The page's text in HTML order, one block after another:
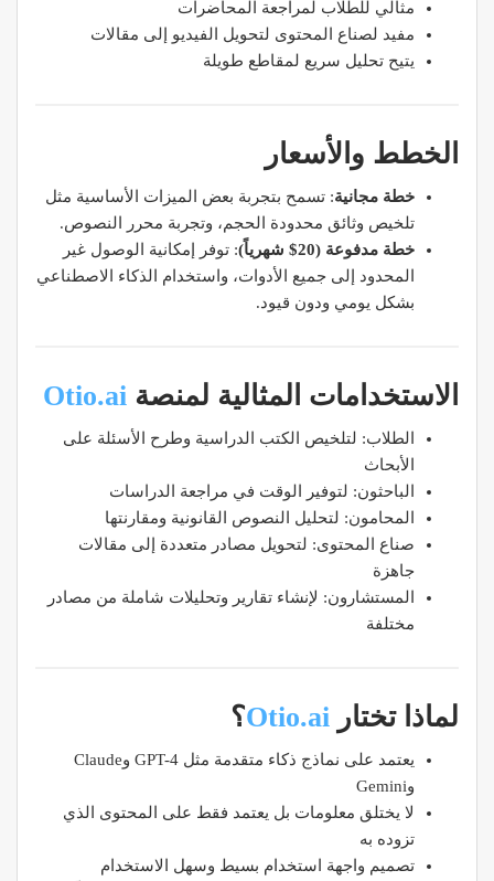
مثالي للطلاب لمراجعة المحاضرات
مفيد لصناع المحتوى لتحويل الفيديو إلى مقالات
يتيح تحليل سريع لمقاطع طويلة
الخطط والأسعار
خطة مجانية: تسمح بتجربة بعض الميزات الأساسية مثل
تلخيص وثائق محدودة الحجم، وتجربة محرر النصوص.
خطة مدفوعة (20$ شهرياً)
: توفر إمكانية الوصول غير
المحدود إلى جميع الأدوات، واستخدام الذكاء الاصطناعي
بشكل يومي ودون قيود.
الاستخدامات المثالية لمنصة Otio.ai
الطلاب: لتلخيص الكتب الدراسية وطرح الأسئلة على
الأبحاث
الباحثون: لتوفير الوقت في مراجعة الدراسات
المحامون: لتحليل النصوص القانونية ومقارنتها
صناع المحتوى: لتحويل مصادر متعددة إلى مقالات
جاهزة
المستشارون: لإنشاء تقارير وتحليلات شاملة من مصادر
مختلفة
لماذا تختار Otio.ai؟
يعتمد على نماذج ذكاء متقدمة مثل GPT-4 وClaude
وGemini
لا يختلق معلومات بل يعتمد فقط على المحتوى الذي
تزوده به
تصميم واجهة استخدام بسيط وسهل الاستخدام